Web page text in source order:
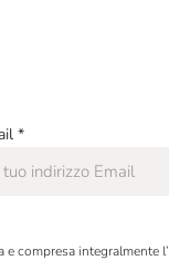
*
e compresa integralmente l’